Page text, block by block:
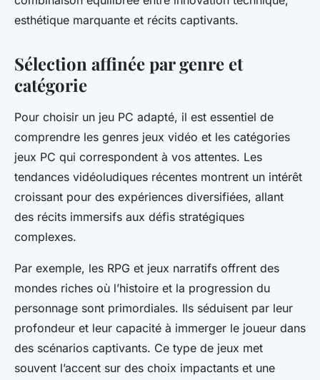
esthétique marquante et récits captivants.
Sélection affinée par genre et
catégorie
Pour choisir un jeu PC adapté, il est essentiel de
comprendre les genres jeux vidéo et les catégories
jeux PC qui correspondent à vos attentes. Les
tendances vidéoludiques récentes montrent un intérêt
croissant pour des expériences diversifiées, allant
des récits immersifs aux défis stratégiques
complexes.
Par exemple, les RPG et jeux narratifs offrent des
mondes riches où l’histoire et la progression du
personnage sont primordiales. Ils séduisent par leur
profondeur et leur capacité à immerger le joueur dans
des scénarios captivants. Ce type de jeux met
souvent l’accent sur des choix impactants et une